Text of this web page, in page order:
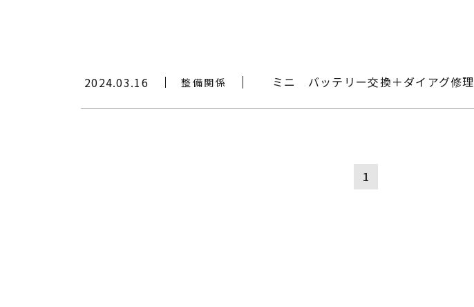
2024.03.16 整備関係 ミニ バッテリー交換＋ダイアグ修理
1